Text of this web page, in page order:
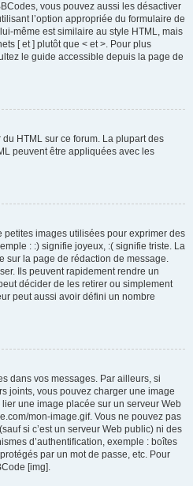
vous pouvez aussi les désactiver
l’option appropriée du formulaire de
même est similaire au style HTML, mais
[ et ] plutôt que < et >. Pour plus
le guide accessible depuis la page de
HTML sur ce forum. La plupart des
peuvent être appliquées avec les
petites images utilisées pour exprimer des
: :) signifie joyeux, :( signifie triste. La
sur la page de rédaction de message.
Ils peuvent rapidement rendre un
décider de les retirer ou simplement
peut aussi avoir défini un nombre
dans vos messages. Par ailleurs, si
joints, vous pouvez charger une image
une image placée sur un serveur Web
mon-image.gif. Vous ne pouvez pas
si c’est un serveur Web public) ni des
d’authentification, exemple : boîtes
par un mot de passe, etc. Pour
[img].